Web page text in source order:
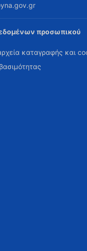
προσωπικού
καταγραφής και